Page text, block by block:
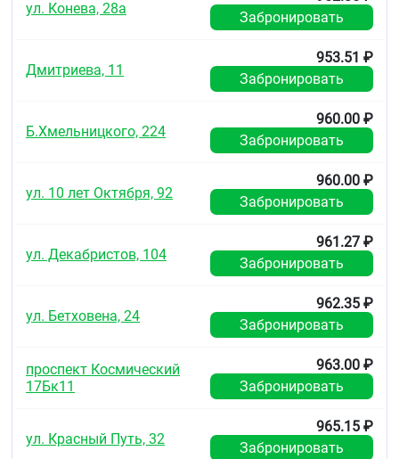
Хранить при температуре не выше 25 °C.
Не использовать по истечении срока годности,
Условия отпуска из аптек
ул. Конева, 28а
Забронировать
Дмитриева, 11
953.51 ₽
Забронировать
Б.Хмельницкого, 224
960.00 ₽
Забронировать
ул. 10 лет Октября, 92
960.00 ₽
Забронировать
ул. Декабристов, 104
961.27 ₽
Забронировать
ул. Бетховена, 24
962.35 ₽
Забронировать
проспект Космический
17Бк11
963.00 ₽
Забронировать
ул. Красный Путь, 32
965.15 ₽
Забронировать